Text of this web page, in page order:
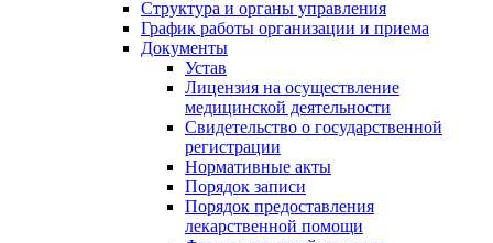
Структура и органы управления
График работы организации и приема
Документы
Устав
Лицензия на осуществление
медицинской деятельности
Свидетельство о государственной
регистрации
Нормативные акты
Порядок записи
Порядок предоставления
лекарственной помощи